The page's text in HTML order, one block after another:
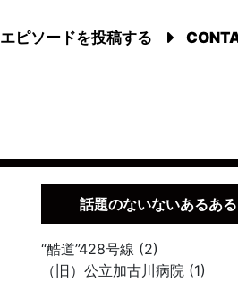
エピソードを投稿する
話題のないないあるある
“酷道”428号線 (2)
（旧）公立加古川病院 (1)